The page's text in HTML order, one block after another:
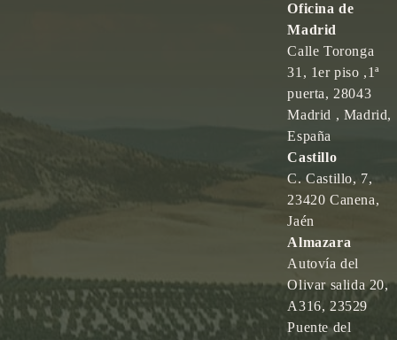
Oficina de
Madrid
Calle Toronga
31, 1er piso ,1ª
puerta, 28043
Madrid , Madrid,
España
Castillo
C. Castillo, 7,
23420 Canena,
Jaén
Almazara
Autovía del
Olivar salida 20,
A316, 23529
Puente del